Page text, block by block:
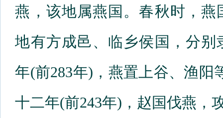
燕，该地属燕国。春秋时，
地有方成邑、临乡侯国，分
年(前283年)，燕置上谷、渔阳
十二年(前243年)，赵国伐燕，